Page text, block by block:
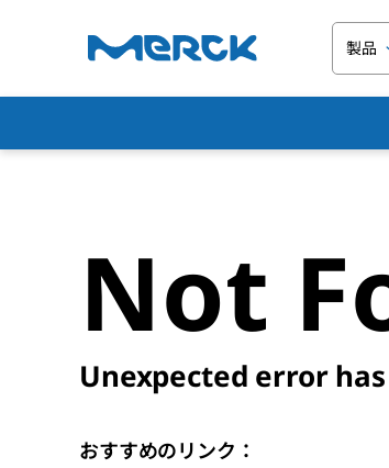
製品
Not
Unexpected error
おすすめのリンク：